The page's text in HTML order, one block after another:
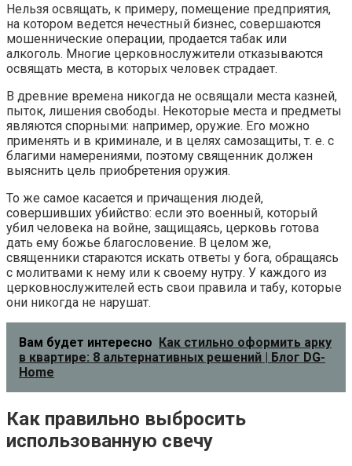
Нельзя освящать, к примеру, помещение предприятия,
на котором ведется нечестный бизнес, совершаются
мошеннические операции, продается табак или
алкоголь. Многие церковнослужители отказываются
освящать места, в которых человек страдает.
В древние времена никогда не освящали места казней,
пыток, лишения свободы. Некоторые места и предметы
являются спорными: например, оружие. Его можно
применять и в криминале, и в целях самозащиты, т. е. с
благими намерениями, поэтому священник должен
выяснить цель приобретения оружия.
То же самое касается и причащения людей,
совершивших убийство: если это военный, который
убил человека на войне, защищаясь, церковь готова
дать ему божье благословение. В целом же,
священники стараются искать ответы у бога, обращаясь
с молитвами к нему или к своему нутру. У каждого из
церковнослужителей есть свои правила и табу, которые
они никогда не нарушат.
Вам будет интересно Как стильно оформить арку
в квартире: 8 альтернативных решений | Блог DG-
Home
Как правильно выбросить
использованную свечу